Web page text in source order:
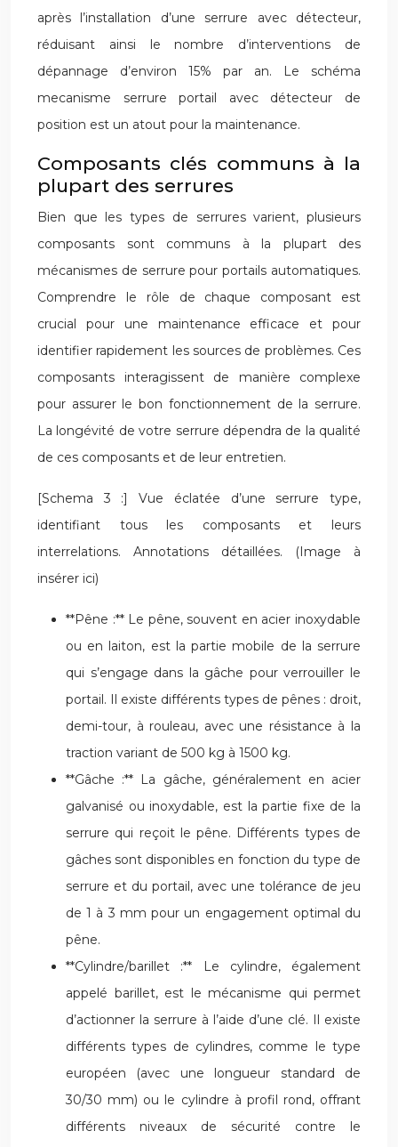
après l’installation d’une serrure avec détecteur,
réduisant ainsi le nombre d’interventions de
dépannage d’environ 15% par an. Le schéma
mecanisme serrure portail avec détecteur de
position est un atout pour la maintenance.
Composants clés communs à la
plupart des serrures
Bien que les types de serrures varient, plusieurs
composants sont communs à la plupart des
mécanismes de serrure pour portails automatiques.
Comprendre le rôle de chaque composant est
crucial pour une maintenance efficace et pour
identifier rapidement les sources de problèmes. Ces
composants interagissent de manière complexe
pour assurer le bon fonctionnement de la serrure.
La longévité de votre serrure dépendra de la qualité
de ces composants et de leur entretien.
[Schema 3 :] Vue éclatée d’une serrure type,
identifiant tous les composants et leurs
interrelations. Annotations détaillées. (Image à
insérer ici)
**Pêne :** Le pêne, souvent en acier inoxydable
ou en laiton, est la partie mobile de la serrure
qui s’engage dans la gâche pour verrouiller le
portail. Il existe différents types de pênes : droit,
demi-tour, à rouleau, avec une résistance à la
traction variant de 500 kg à 1500 kg.
**Gâche :** La gâche, généralement en acier
galvanisé ou inoxydable, est la partie fixe de la
serrure qui reçoit le pêne. Différents types de
gâches sont disponibles en fonction du type de
serrure et du portail, avec une tolérance de jeu
de 1 à 3 mm pour un engagement optimal du
pêne.
**Cylindre/barillet :** Le cylindre, également
appelé barillet, est le mécanisme qui permet
d’actionner la serrure à l’aide d’une clé. Il existe
différents types de cylindres, comme le type
européen (avec une longueur standard de
30/30 mm) ou le cylindre à profil rond, offrant
différents niveaux de sécurité contre le